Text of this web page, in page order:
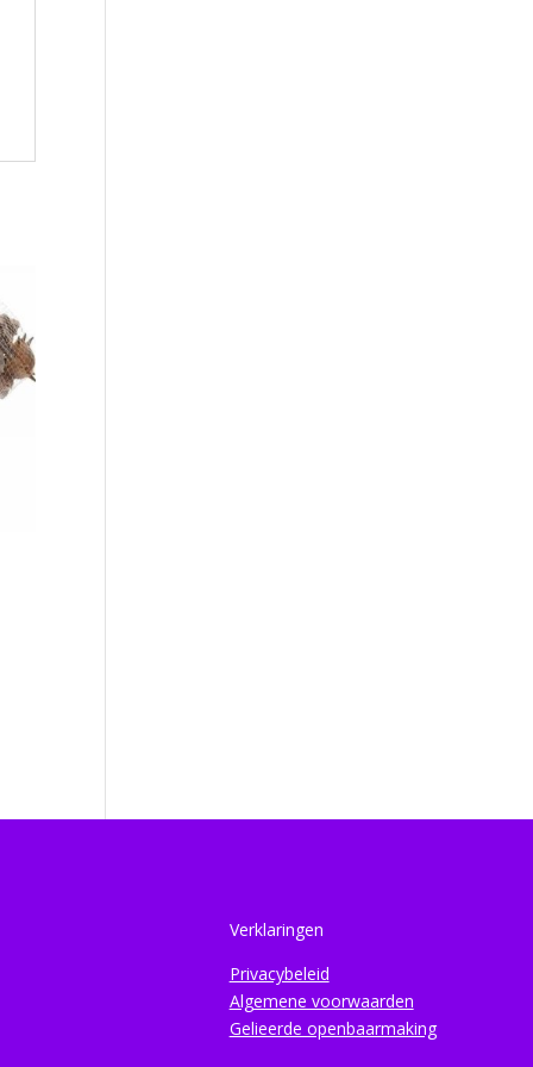
Verklaringen
Privacybeleid
Algemene voorwaarden
Gelieerde openbaarmaking